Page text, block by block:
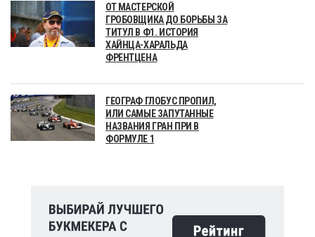
ОТ МАСТЕРСКОЙ
ГРОБОВЩИКА ДО БОРЬБЫ ЗА
ТИТУЛ В Ф1. ИСТОРИЯ
ХАЙНЦА-ХАРАЛЬДА
ФРЕНТЦЕНА
ГЕОГРАФ ГЛОБУС ПРОПИЛ,
ИЛИ САМЫЕ ЗАПУТАННЫЕ
НАЗВАНИЯ ГРАН ПРИ В
ФОРМУЛЕ 1